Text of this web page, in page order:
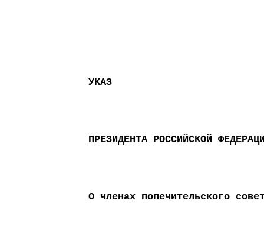
УКАЗ
ПРЕЗИДЕНТА РОССИЙСКОЙ
О членах попечительского